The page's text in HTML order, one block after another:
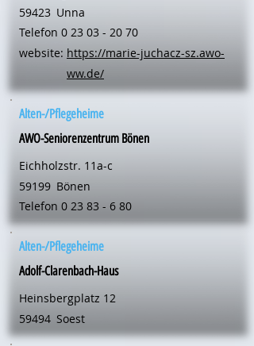
59423 Unna
Telefon 0 23 03 - 20 70
website: https://marie-juchacz-sz.awo-
ww.de/
Alten-/Pflegeheime
AWO-Seniorenzentrum Bönen
Eichholzstr. 11a-c
59199 Bönen
Telefon 0 23 83 - 6 80
Alten-/Pflegeheime
Adolf-Clarenbach-Haus
Heinsbergplatz 12
59494 Soest